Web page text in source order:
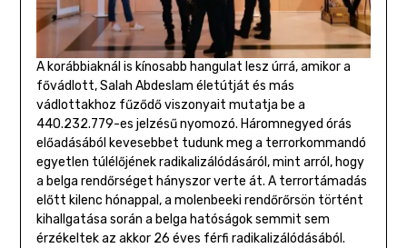
A korábbiaknál is kínosabb hangulat lesz úrrá, amikor a
fővádlott, Salah Abdeslam életútját és más
vádlottakhoz fűződő viszonyait mutatja be a
440.232.779-es jelzésű nyomozó. Háromnegyed órás
előadásából kevesebbet tudunk meg a terrorkommandó
egyetlen túlélőjének radikalizálódásáról, mint arról, hogy
a belga rendőrséget hányszor verte át. A terrortámadás
előtt kilenc hónappal, a molenbeeki rendőrőrsön történt
kihallgatása során a belga hatóságok semmit sem
érzékeltek az akkor 26 éves férfi radikalizálódásából.